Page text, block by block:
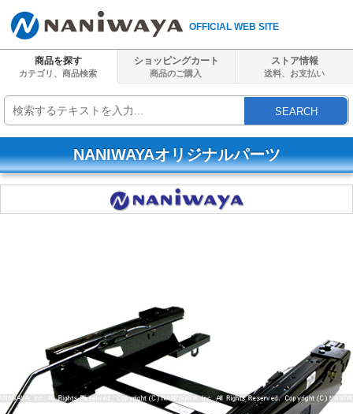
OFFICIAL WEB SITE
商品を探す
カテゴリ、商品検索
ショッピングカート
商品のご購入
ストア情報
送料、 お支払い
SEARCH
NANIWAYAオリジナルパーツ